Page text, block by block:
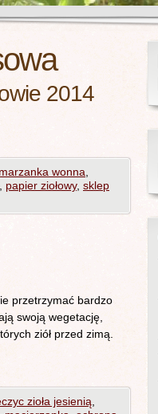
2014
marzanka wonna
papier ziołowy, sklep
przetrzymać bardzo
swoją wegetację,
ziół przed zimą.
zioła jesienią